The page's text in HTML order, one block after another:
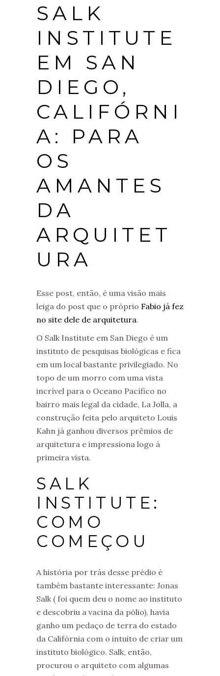
SALK
INSTITUTE
EM SAN
DIEGO,
CALIFÓRNI
A: PARA
OS
AMANTES
DA
ARQUITET
URA
Esse post, então, é uma visão mais
leiga do post que o próprio Fabio já fez
no site dele de arquitetura.
O Salk Institute em San Diego é um
instituto de pesquisas biológicas e fica
em um local bastante privilegiado. No
topo de um morro com uma vista
incrível para o Oceano Pacífico no
bairro mais legal da cidade, La Jolla, a
construção feita pelo arquiteto Louis
Kahn já ganhou diversos prêmios de
arquitetura e impressiona logo à
primeira vista.
SALK
INSTITUTE:
COMO
COMEÇOU
A história por trás desse prédio é
também bastante interessante: Jonas
Salk ( foi quem deu o nome ao instituto
e descobriu a vacina da pólio), havia
ganho um pedaço de terra do estado
da Califórnia com o intuito de criar um
instituto biológico. Salk, então,
procurou o arquiteto com algumas